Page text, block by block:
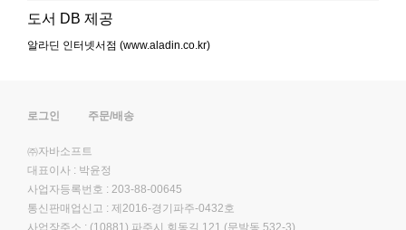
도서 DB 제공
알라딘 인터넷서점 (www.aladin.co.kr)
로그인 주문/배송
㈜자바소프트
대표이사 : 박윤정
사업자등록번호 : 203-88-00645
통신판매업신고 : 제2016-경기파주-0432호